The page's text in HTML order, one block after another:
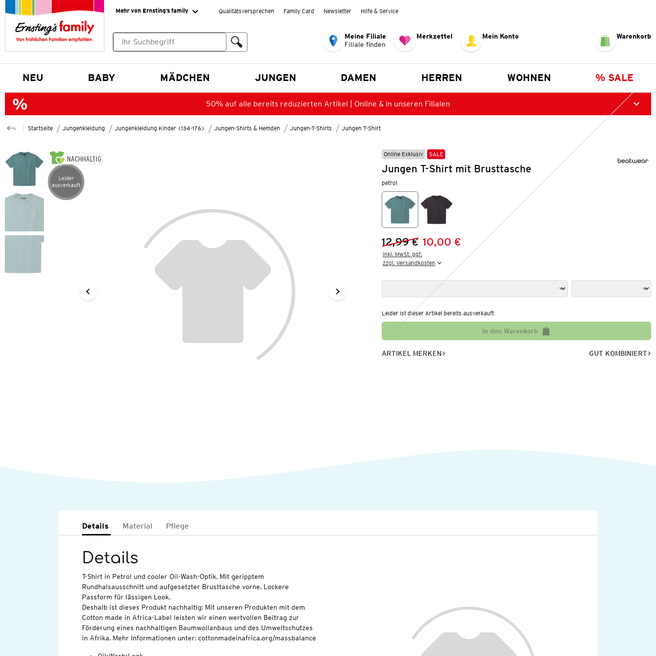
Mehr von Ernsting’s family Qualitätsversprechen Family Card Newsletter Hilfe & Service
Meine Filiale
Filiale finden
Merkzettel Mein Konto Warenkorb
NEU BABY MÄDCHEN JUNGEN DAMEN HERREN WOHNEN % SALE
50% auf alle bereits reduzierten Artikel | Online & in unseren Filialen
Startseite Jungenkleidung Jungenkleidung Kinder (134-176) Jungen-Shirts & Hemden Jungen-T-Shirts Jungen T-Shirt
NACHHALTIG
Artikel leider ausverkauft
Leider
ausverkauft
Online Exklusiv SALE
Jungen T-Shirt mit Brusttasche
petrol
Vorheriger Preis:
12,99 €
Neuer Preis:10,00 €
inkl. MwSt. ggf.
zzgl. Versandkosten
Leider ist dieser Artikel bereits ausverkauft
In den Warenkorb
ARTIKEL MERKEN GUT KOMBINIERT
Details Material Pflege
Details
T-Shirt in Petrol und cooler Oil-Wash-Optik. Mit geripptem
Rundhalsausschnitt und aufgesetzter Brusttasche vorne. Lockere
Passform für lässigen Look.
Deshalb ist dieses Produkt nachhaltig: Mit unseren Produkten mit dem
Cotton made in Africa-Label leisten wir einen wertvollen Beitrag zur
Förderung eines nachhaltigen Baumwollanbaus und des Umweltschutzes
in Afrika. Mehr Informationen unter: cottonmadeinafrica.org/massbalance